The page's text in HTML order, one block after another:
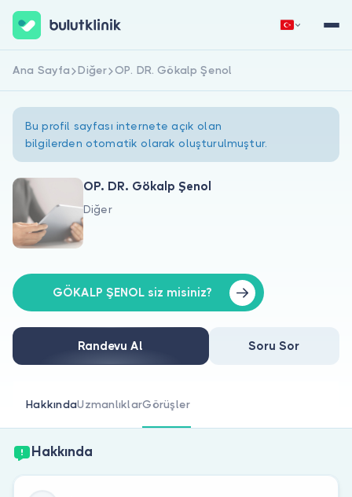
Hakkımızda
Doktorlar için
Doktor musunuz?
Hemen Kaydol
Ana Sayfa Diğer OP. DR. Gökalp Şenol
Bu profil sayfası internete açık olan
bilgilerden otomatik olarak oluşturulmuştur.
OP. DR. Gökalp Şenol
Diğer
GÖKALP ŞENOL siz misiniz?
Randevu Al Soru Sor
HakkındaUzmanlıklarGörüşler
Hakkında